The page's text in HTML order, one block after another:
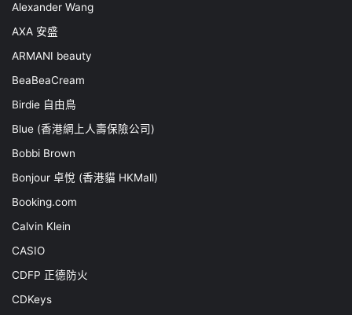
Alexander Wang
AXA 安盛
ARMANI beauty
BeaBeaCream
Birdie 自由鳥
Blue (香港網上人壽保險公司)
Bobbi Brown
Bonjour 卓悅 (香港貓 HKMall)
Booking.com
Calvin Klein
CASIO
CDFP 正德防火
CDKeys